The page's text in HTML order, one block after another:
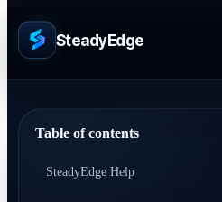
SteadyEdge
Table of contents
SteadyEdge Help